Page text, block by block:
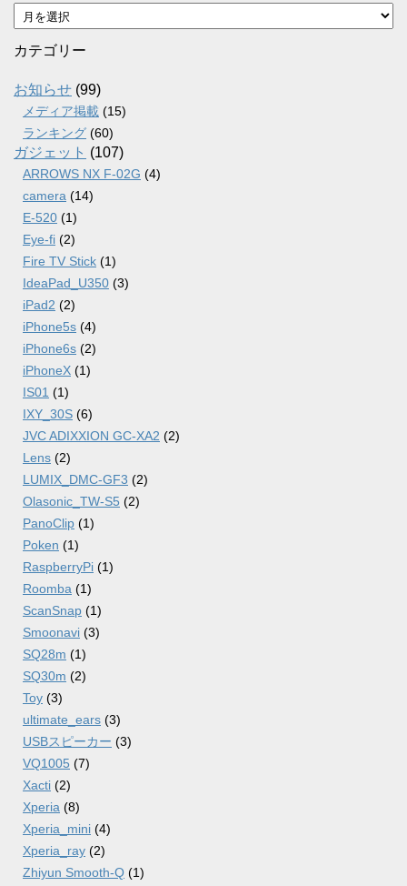
ア
ー
カ
ブ
カテゴリー
お知らせ (99)
メディア掲載 (15)
ランキング (60)
ガジェット (107)
ARROWS NX F-02G (4)
camera (14)
E-520 (1)
Eye-fi (2)
Fire TV Stick (1)
IdeaPad_U350 (3)
iPad2 (2)
iPhone5s (4)
iPhone6s (2)
iPhoneX (1)
IS01 (1)
IXY_30S (6)
JVC ADIXXION GC-XA2 (2)
Lens (2)
LUMIX_DMC-GF3 (2)
Olasonic_TW-S5 (2)
PanoClip (1)
Poken (1)
RaspberryPi (1)
Roomba (1)
ScanSnap (1)
Smoonavi (3)
SQ28m (1)
SQ30m (2)
Toy (3)
ultimate_ears (3)
USBスピーカー (3)
VQ1005 (7)
Xacti (2)
Xperia (8)
Xperia_mini (4)
Xperia_ray (2)
Zhiyun Smooth-Q (1)